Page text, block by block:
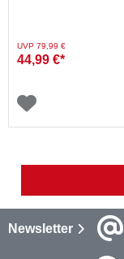
Preis reduziert von
UVP 79,99 €auf
44,99 €*
Newsletter